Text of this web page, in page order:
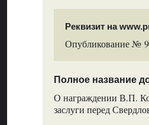
Реквизит на
Опубликование №
Полное название
О награждении В.П.
заслуги перед